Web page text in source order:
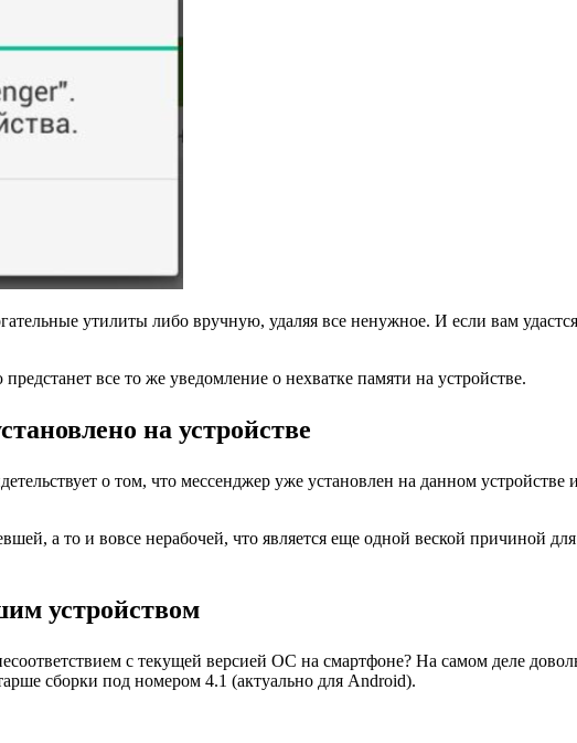
утилиты либо вручную, удаляя все ненужное. И если вам
все то же уведомление о нехватке памяти на устройстве.
на устройстве
о том, что мессенджер уже установлен на данном
а то и вовсе нерабочей, что является еще одной веской причиной
устройством
с текущей версией ОС на смартфоне? На самом деле
сборки под номером 4.1 (актуально для Android).